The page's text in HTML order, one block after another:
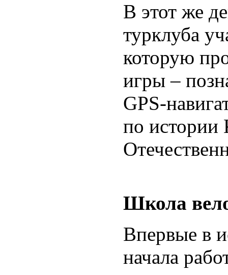
В этот же
турклуба
которую
игры –
GPS-
по истории
Школа
Впервые в
начала